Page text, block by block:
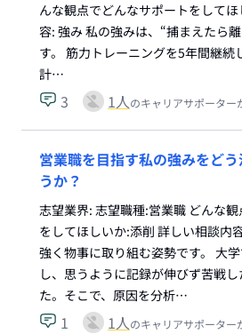
んな観点でどんなサポートをして
容: 強み 私の強みは、“捕まえたら
す。 筋力トレーニングを5年間継続
計…
3 1人のキャリアサポーター
営業職を目指す私の強みをど
うか？
志望業界: 志望職種:営業職 どんな
をしてほしいか:添削 詳しい相談内
強く物事に取り組む姿勢です。 大
し、思うように記録が伸びず苦戦
た。そこで、原因を分析…
1 1人のキャリアサポーター